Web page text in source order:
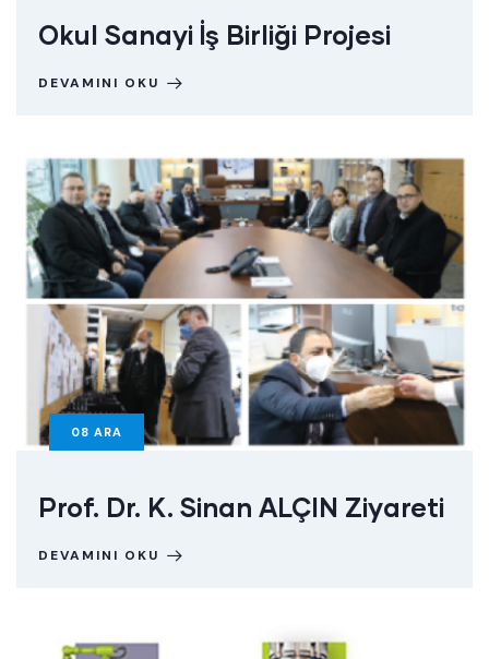
Okul Sanayi İş Birliği Projesi
DEVAMINI OKU
08 ARA
Prof. Dr. K. Sinan ALÇIN Ziyareti
DEVAMINI OKU